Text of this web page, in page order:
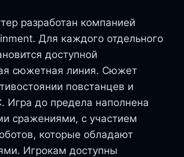
разработан компанией
Для каждого отдельного
доступной
сюжетная линия. Сюжет
повстанцев и
Игра до предела наполнена
сражениями, с участием
которые обладают
Игрокам доступны